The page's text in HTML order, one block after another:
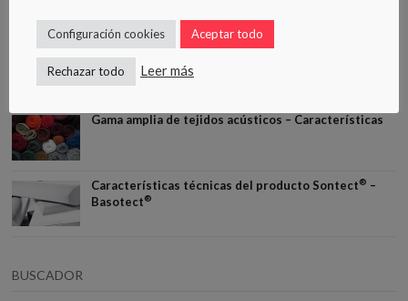
accesorios
Gama amplia de tejidos acústicos – Características
Características técnicas del producto Sontect® –
Basotect®
BUSCADOR
Configuración cookies Aceptar todo
Rechazar todo Leer más